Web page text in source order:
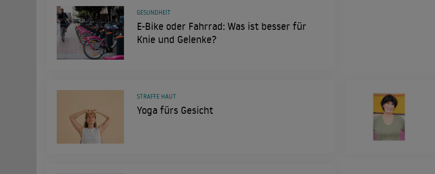
E-Bike oder Fahrrad: Was ist besser für
Knie und Gelenke?
GESUNDHEIT
Yoga fürs Gesicht
STRAFFE HAUT